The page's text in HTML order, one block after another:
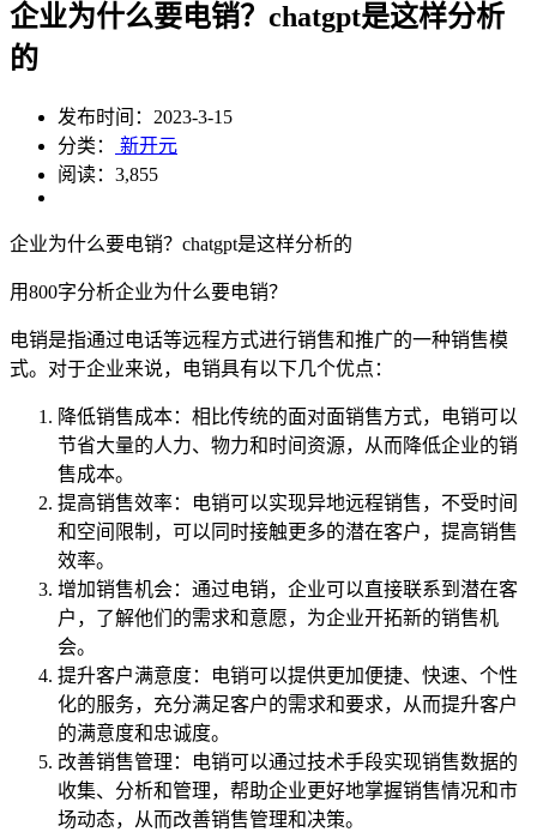
企业为什么要电销？chatgpt是这样分析
的
发布时间：2023-3-15
分类：
新开元
阅读：3,855
企业为什么要电销？chatgpt是这样分析的
用800字分析企业为什么要电销？
电销是指通过电话等远程方式进行销售和推广的一种销售模
式。对于企业来说，电销具有以下几个优点：
降低销售成本：相比传统的面对面销售方式，电销可以
节省大量的人力、物力和时间资源，从而降低企业的销
售成本。
提高销售效率：电销可以实现异地远程销售，不受时间
和空间限制，可以同时接触更多的潜在客户，提高销售
效率。
增加销售机会：通过电销，企业可以直接联系到潜在客
户，了解他们的需求和意愿，为企业开拓新的销售机
会。
提升客户满意度：电销可以提供更加便捷、快速、个性
化的服务，充分满足客户的需求和要求，从而提升客户
的满意度和忠诚度。
改善销售管理：电销可以通过技术手段实现销售数据的
收集、分析和管理，帮助企业更好地掌握销售情况和市
场动态，从而改善销售管理和决策。